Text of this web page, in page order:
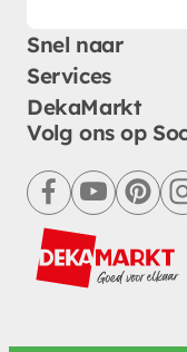
Snel naar
Services
DekaMarkt
Volg ons op
facebookyoutube